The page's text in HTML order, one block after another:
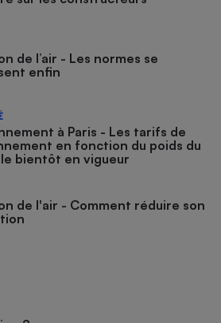
de l’air - Les normes se
enfin
à Paris - Les tarifs de
en fonction du poids du
bientôt en vigueur
de l'air - Comment réduire son